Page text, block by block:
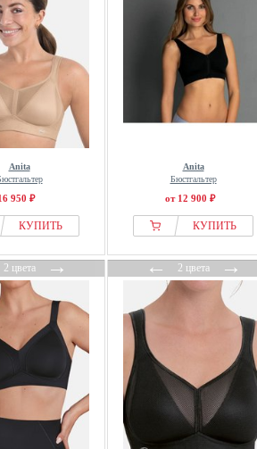
Anita
950 ₽
КУПИТЬ
Anita
Бюстгальтер
от 12 900 ₽
КУПИТЬ
2 цвета→ ←2 цвета→